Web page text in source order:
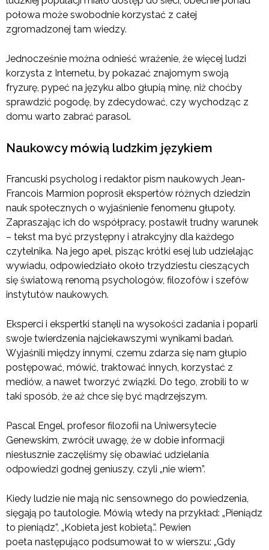
połowa może swobodnie korzystać z całej
zgromadzonej tam wiedzy.
Jednocześnie można odnieść wrażenie, że więcej ludzi
korzysta z Internetu, by pokazać znajomym swoją
fryzurę, pypeć na języku albo głupią minę, niż choćby
sprawdzić pogodę, by zdecydować, czy wychodząc z
domu warto zabrać parasol.
Naukowcy mówią ludzkim językiem
Francuski psycholog i redaktor pism naukowych Jean-
Francois Marmion poprosił ekspertów różnych dziedzin
nauk społecznych o wyjaśnienie fenomenu głupoty.
Zapraszając ich do współpracy, postawił trudny warunek
– tekst ma być przystępny i atrakcyjny dla każdego
czytelnika. Na jego apel, pisząc krótki esej lub udzielając
wywiadu, odpowiedziało około trzydziestu cieszących
się światową renomą psychologów, filozofów i szefów
instytutów naukowych.
Eksperci i ekspertki stanęli na wysokości zadania i poparli
swoje twierdzenia najciekawszymi wynikami badań.
Wyjaśnili między innymi, czemu zdarza się nam głupio
postępować, mówić, traktować innych, korzystać z
mediów, a nawet tworzyć związki. Do tego, zrobili to w
taki sposób, że aż chce się być mądrzejszym.
Pascal Engel, profesor filozofii na Uniwersytecie
Genewskim, zwrócił uwagę, że w dobie informacji
niesłusznie zaczęliśmy się obawiać udzielania
odpowiedzi godnej geniuszy, czyli „nie wiem”.
Kiedy ludzie nie mają nic sensownego do powiedzenia,
sięgają po tautologie. Mówią wtedy na przykład: „Pieniądz
to pieniądz”, „Kobieta jest kobietą.”. Pewien
poeta następująco podsumował to w wierszu: „Gdy